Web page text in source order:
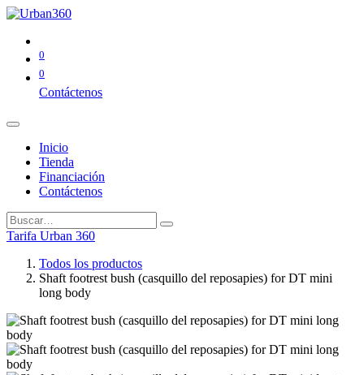
0
0
Contáctenos
Inicio
Tienda
Financiación
Contáctenos
Tarifa Urban 360
Todos los productos
Shaft footrest bush (casquillo del reposapies) for DT mini
long body